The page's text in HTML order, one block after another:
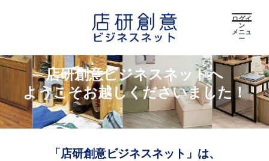
ログイ
ン
メニュ
ー
店研創意ビジネスネットへ
ようこそお越しくださいました！
「店研創意ビジネスネット」は、